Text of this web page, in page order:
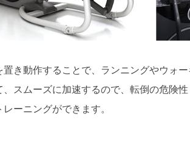
置き動作することで、ランニングやウォ
、スムーズに加速するので、転倒の危険
ーニングができます。